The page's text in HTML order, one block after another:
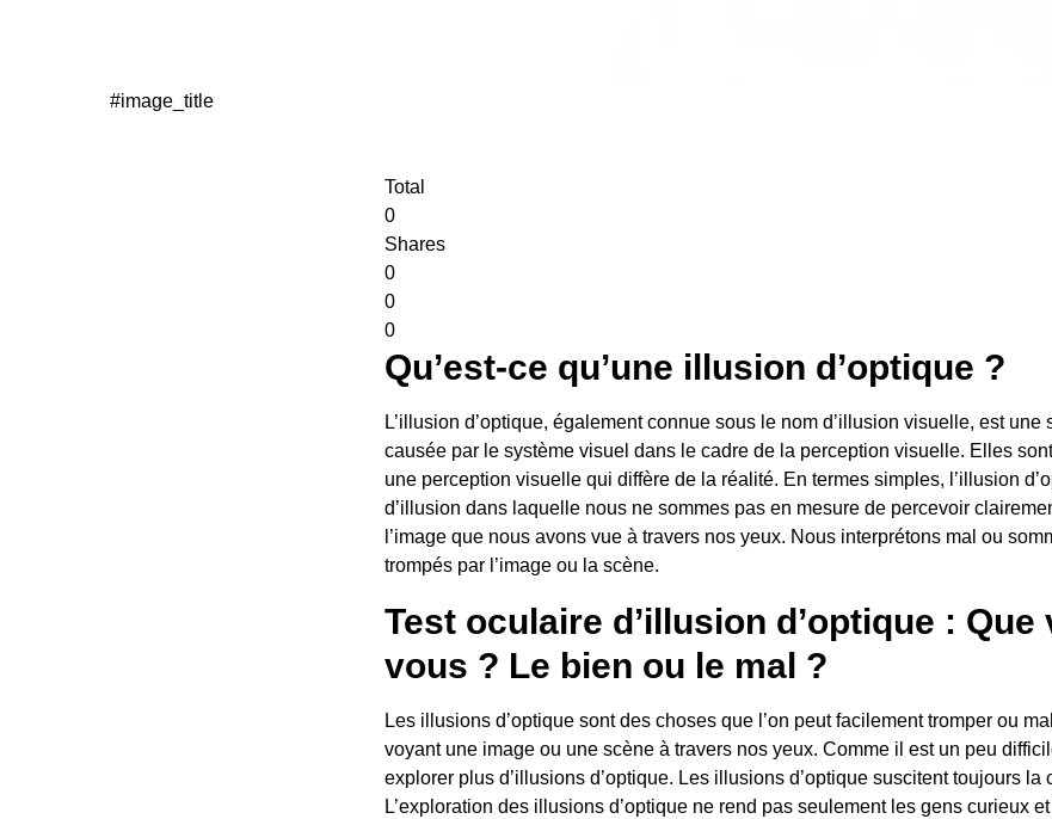
#image_title
Total
0
Shares
0
0
0
Qu’est-ce qu’une illusion d’optique ?
L’illusion d’optique, également connue sous le nom d’illusion visuelle, est une
causée par le système visuel dans le cadre de la perception visuelle. Elles
une perception visuelle qui diffère de la réalité. En termes simples, l’illusion
d’illusion dans laquelle nous ne sommes pas en mesure de percevoir
l’image que nous avons vue à travers nos yeux. Nous interprétons mal ou
trompés par l’image ou la scène.
Test oculaire d’illusion d’optique : Que
vous ? Le bien ou le mal ?
Les illusions d’optique sont des choses que l’on peut facilement tromper ou
voyant une image ou une scène à travers nos yeux. Comme il est un peu
explorer plus d’illusions d’optique. Les illusions d’optique suscitent toujours la
L’exploration des illusions d’optique ne rend pas seulement les gens curieux